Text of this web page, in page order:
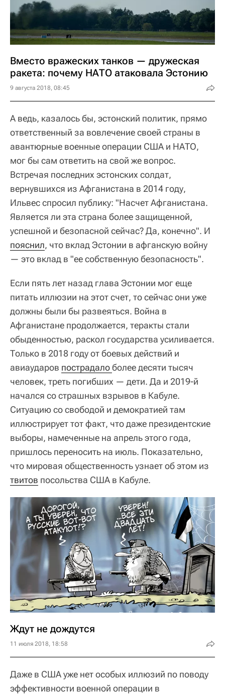
Вместо вражеских танков — дружеская
ракета: почему НАТО атаковала Эстонию
9 августа 2018, 08:45
А ведь, казалось бы, эстонский политик, прямо
ответственный за вовлечение своей страны в
авантюрные военные операции США и НАТО,
мог бы сам ответить на свой же вопрос.
Встречая последних эстонских солдат,
вернувшихся из Афганистана в 2014 году,
Ильвес спросил публику: "Насчет Афганистана.
Является ли эта страна более защищенной,
успешной и безопасной сейчас? Да, конечно". И
пояснил, что вклад Эстонии в афганскую войну
— это вклад в "ее собственную безопасность".
Если пять лет назад глава Эстонии мог еще
питать иллюзии на этот счет, то сейчас они уже
должны были бы развеяться. Война в
Афганистане продолжается, теракты стали
обыденностью, раскол государства усиливается.
Только в 2018 году от боевых действий и
авиаударов пострадало более десяти тысяч
человек, треть погибших — дети. Да и 2019-й
начался со страшных взрывов в Кабуле.
Ситуацию со свободой и демократией там
иллюстрирует тот факт, что даже президентские
выборы, намеченные на апрель этого года,
пришлось переносить на июль. Показательно,
что мировая общественность узнает об этом из
твитов посольства США в Кабуле.
Ждут не дождутся
11 июля 2018, 18:58
Даже в США уже нет особых иллюзий по поводу
эффективности военной операции в